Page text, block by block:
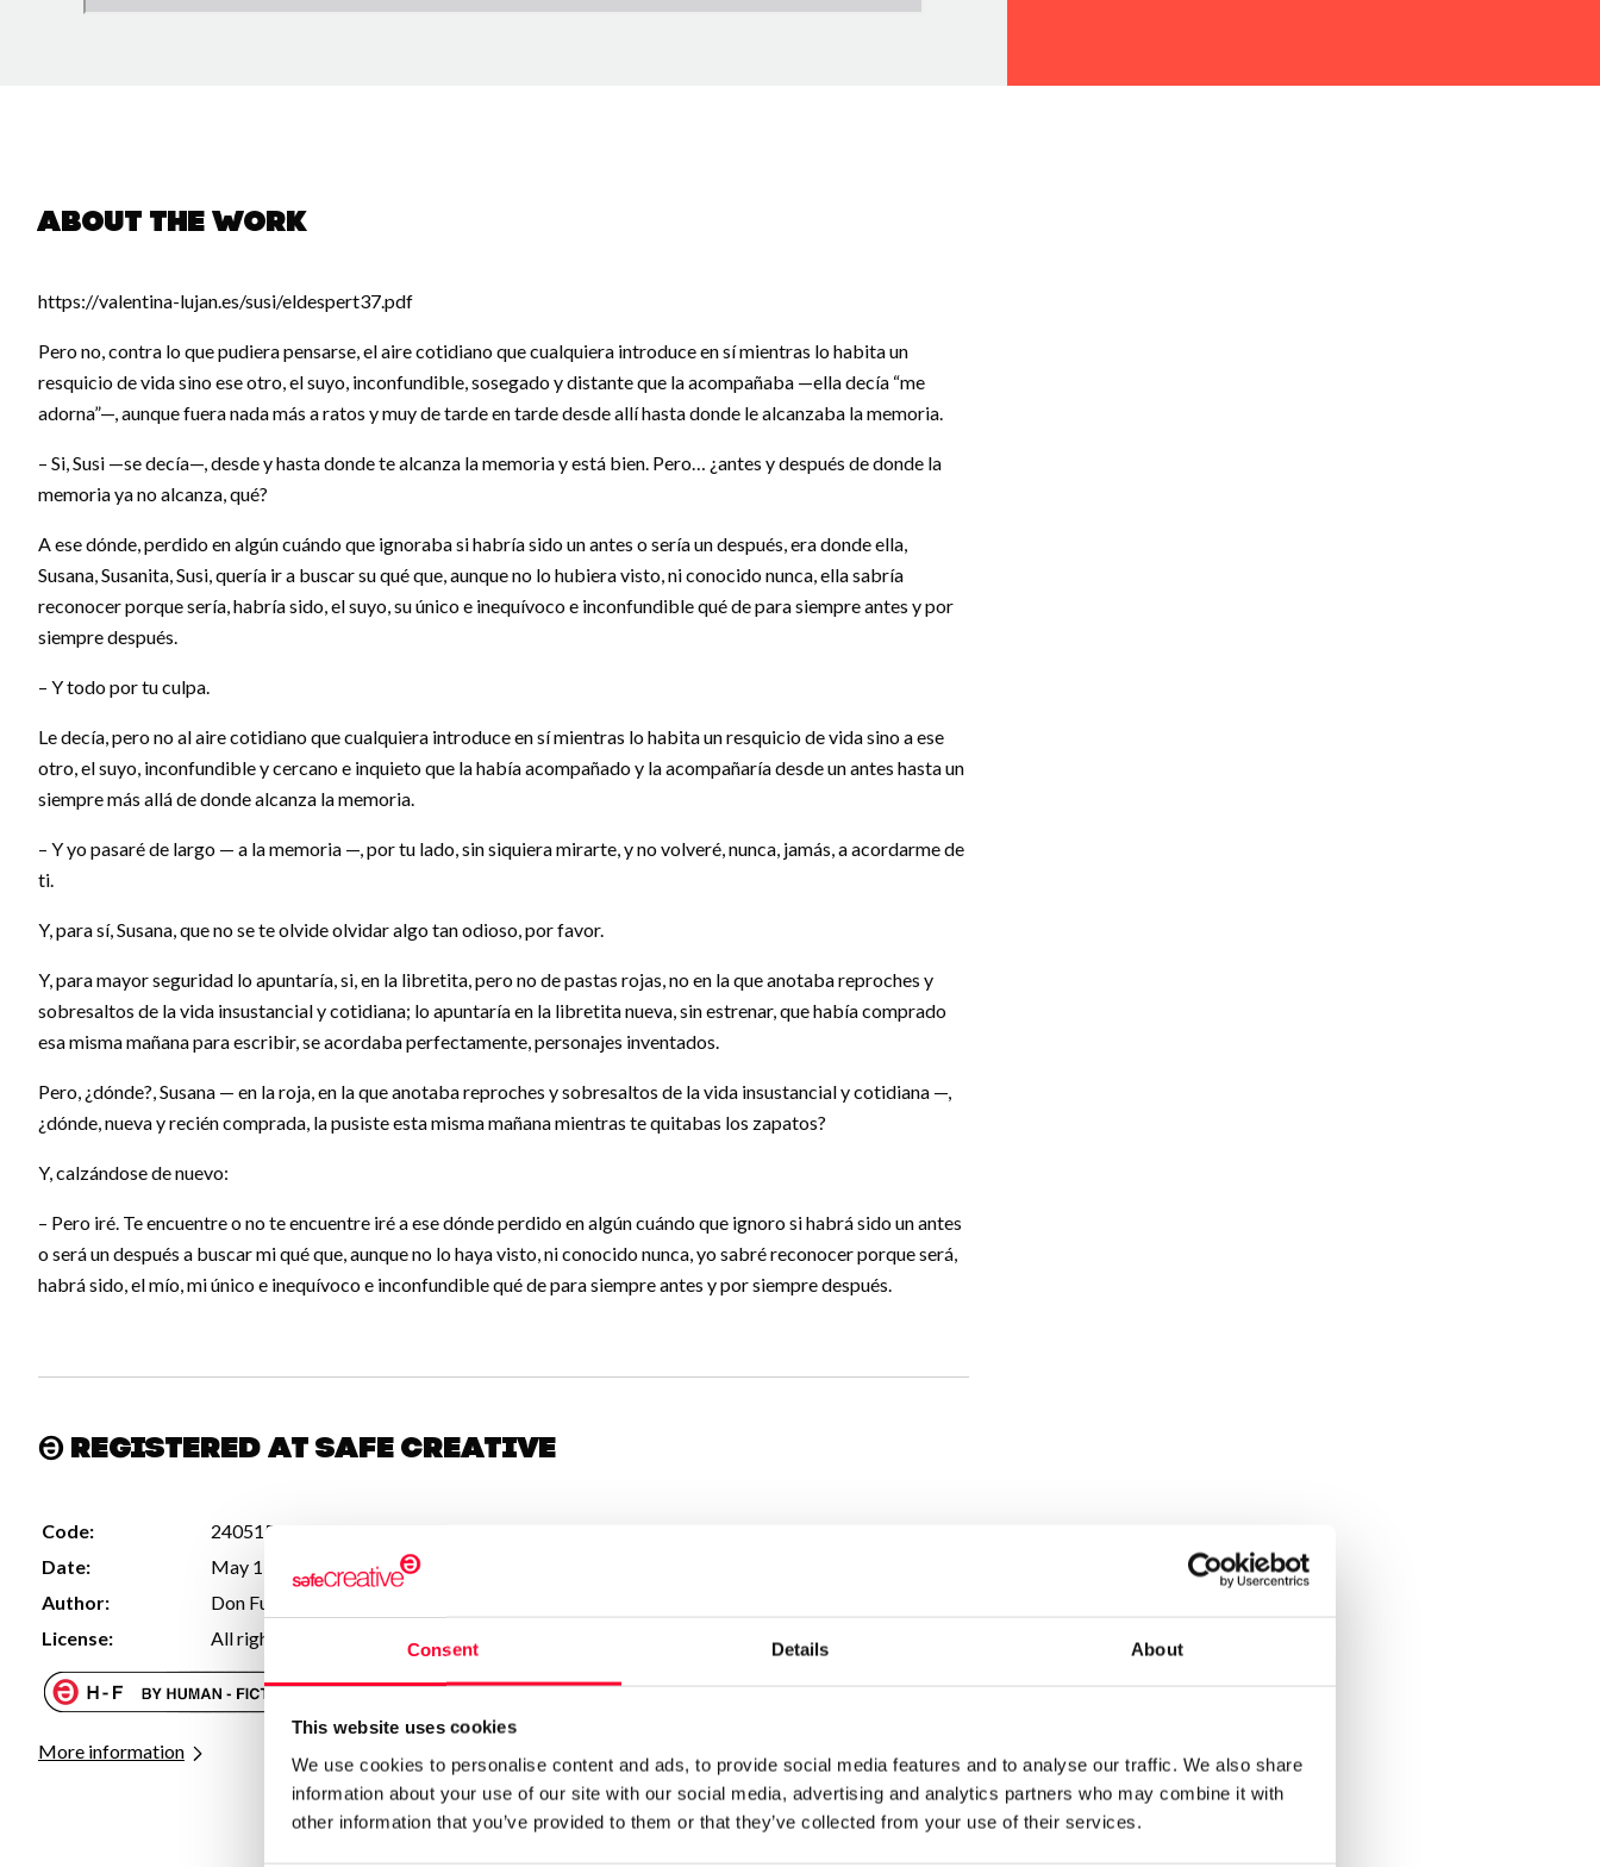
Consent Details About
This website uses cookies
We use cookies to personalise content and ads, to provide social media features and to analyse our traffic. We also share
information about your use of our site with our social media, advertising and analytics partners who may combine it with
other information that you’ve provided to them or that they’ve collected from your use of their services.
About the work
https://valentina-lujan.es/susi/eldespert37.pdf
Pero no, contra lo que pudiera pensarse, el aire cotidiano que cualquiera introduce en sí mientras lo habita un
resquicio de vida sino ese otro, el suyo, inconfundible, sosegado y distante que la acompañaba —ella decía “me
adorna”—, aunque fuera nada más a ratos y muy de tarde en tarde desde allí hasta donde le alcanzaba la memoria.
– Si, Susi —se decía—, desde y hasta donde te alcanza la memoria y está bien. Pero… ¿antes y después de donde la
memoria ya no alcanza, qué?
A ese dónde, perdido en algún cuándo que ignoraba si habría sido un antes o sería un después, era donde ella,
Susana, Susanita, Susi, quería ir a buscar su qué que, aunque no lo hubiera visto, ni conocido nunca, ella sabría
reconocer porque sería, habría sido, el suyo, su único e inequívoco e inconfundible qué de para siempre antes y por
siempre después.
– Y todo por tu culpa.
Le decía, pero no al aire cotidiano que cualquiera introduce en sí mientras lo habita un resquicio de vida sino a ese
otro, el suyo, inconfundible y cercano e inquieto que la había acompañado y la acompañaría desde un antes hasta un
siempre más allá de donde alcanza la memoria.
– Y yo pasaré de largo — a la memoria —, por tu lado, sin siquiera mirarte, y no volveré, nunca, jamás, a acordarme de
ti.
Y, para sí, Susana, que no se te olvide olvidar algo tan odioso, por favor.
Y, para mayor seguridad lo apuntaría, si, en la libretita, pero no de pastas rojas, no en la que anotaba reproches y
sobresaltos de la vida insustancial y cotidiana; lo apuntaría en la libretita nueva, sin estrenar, que había comprado
esa misma mañana para escribir, se acordaba perfectamente, personajes inventados.
Pero, ¿dónde?, Susana — en la roja, en la que anotaba reproches y sobresaltos de la vida insustancial y cotidiana —,
¿dónde, nueva y recién comprada, la pusiste esta misma mañana mientras te quitabas los zapatos?
Y, calzándose de nuevo:
– Pero iré. Te encuentre o no te encuentre iré a ese dónde perdido en algún cuándo que ignoro si habrá sido un antes
o será un después a buscar mi qué que, aunque no lo haya visto, ni conocido nunca, yo sabré reconocer porque será,
habrá sido, el mío, mi único e inequívoco e inconfundible qué de para siempre antes y por siempre después.
Registered at Safe Creative
Code:
2405158000663
Date:
May 15 2024 11:31 UTC
Author:
Don Fulgencio el artillero
License:
All rights reserved
More information